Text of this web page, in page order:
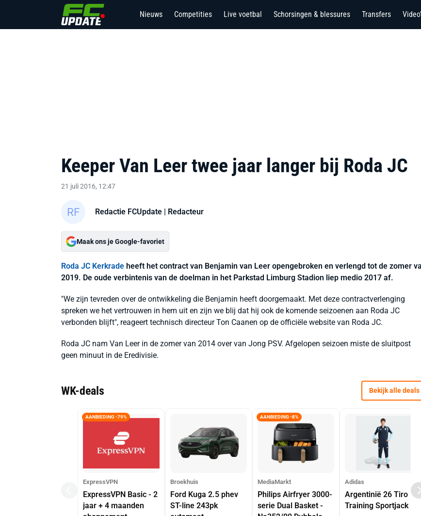
Nieuws Competities Live voetbal Schorsingen & blessures Transfers
Keeper Van Leer twee jaar langer bij Roda JC
21 juli 2016, 12:47
Redactie FCUpdate | Redacteur
Maak ons je Google-favoriet
Roda JC Kerkrade heeft het contract van Benjamin van Leer opengebroken en verlengd tot de zomer
2019. De oude verbintenis van de doelman in het Parkstad Limburg Stadion liep medio 2017 af.
"We zijn tevreden over de ontwikkeling die Benjamin heeft doorgemaakt. Met deze contractverlenging
spreken we het vertrouwen in hem uit en zijn we blij dat hij ook de komende seizoenen aan Roda JC
verbonden blijft", reageert technisch directeur Ton Caanen op de officiële website van Roda JC.
Roda JC nam Van Leer in de zomer van 2014 over van Jong PSV. Afgelopen seizoen miste de sluitpost
geen minuut in de Eredivisie.
WK-deals Bekijk alle deals
AANBIEDING -79%
ExpressVPN
ExpressVPN Basic - 2
jaar + 4 maanden
Broekhuis
Ford Kuga 2.5 phev
ST-line 243pk
AANBIEDING -8%
MediaMarkt
Philips Airfryer 3000-
serie Dual Basket -
Adidas
Argentinië 26 Tiro
Training Sportjack